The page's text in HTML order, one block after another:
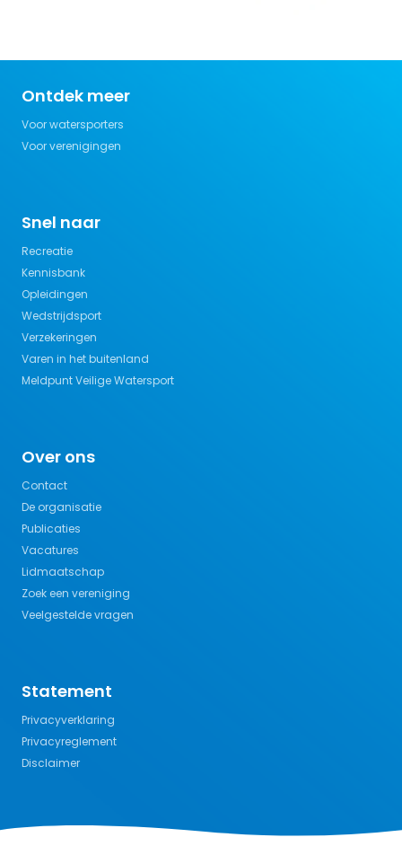
Ontdek meer
Voor watersporters
Voor verenigingen
Snel naar
Recreatie
Kennisbank
Opleidingen
Wedstrijdsport
Verzekeringen
Varen in het buitenland
Meldpunt Veilige Watersport
Over ons
Contact
De organisatie
Publicaties
Vacatures
Lidmaatschap
Zoek een vereniging
Veelgestelde vragen
Statement
Privacyverklaring
Privacyreglement
Disclaimer